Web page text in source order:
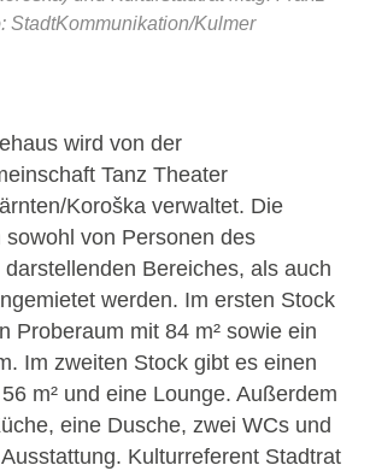
StadtKommunikation/Kulmer
wird von der
Tanz Theater
Koroška verwaltet. Die
sowohl von Personen des
Bereiches, als auch
werden. Im ersten Stock
Proberaum mit 84 m² sowie ein
Im zweiten Stock gibt es einen
m² und eine Lounge. Außerdem
eine Dusche, zwei WCs und
Kulturreferent Stadtrat